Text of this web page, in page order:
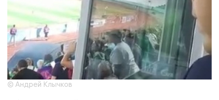
© Андрей Клычков